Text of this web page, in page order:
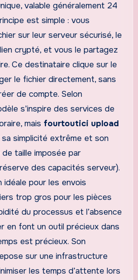
valable généralement 24
est simple : vous
sur leur serveur sécurisé, le
crypté, et vous le partagez
Ce destinataire clique sur le
le fichier directement, sans
de compte. Selon
s’inspire des services de
mais fourtoutici upload
simplicité extrême et son
taille imposée par
des capacités serveur).
idéale pour les envois
trop gros pour les pièces
du processus et l’absence
en font un outil précieux dans
est précieux. Son
sur une infrastructure
les temps d’attente lors